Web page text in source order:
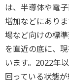
は、半導体や電
増加などにあり
場など向けの標
を直近の底に、
います。2022年
回っている状態